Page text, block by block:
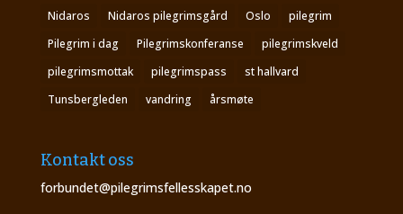
Nidaros
Nidaros pilegrimsgård Oslo
pilegrim
Pilegrim i dag
Pilegrimskonferanse
pilegrimskveld
pilegrimsmottak
pilegrimspass
st hallvard
Tunsbergleden
vandring årsmøte
Kontakt oss
forbundet@pilegrimsfellesskapet.no